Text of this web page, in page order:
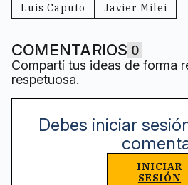
Luis Caputo
Javier Milei
COMENTARIOS 0
Compartí tus ideas de forma
respetuosa.
Debes iniciar
INICIAR
SESIÓN